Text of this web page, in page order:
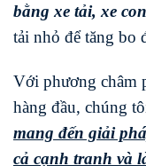
bằng xe tải, xe
tải nhỏ để tăng bo
Với phương châm
hàng đầu, chúng
mang đến giải
cả cạnh tranh và